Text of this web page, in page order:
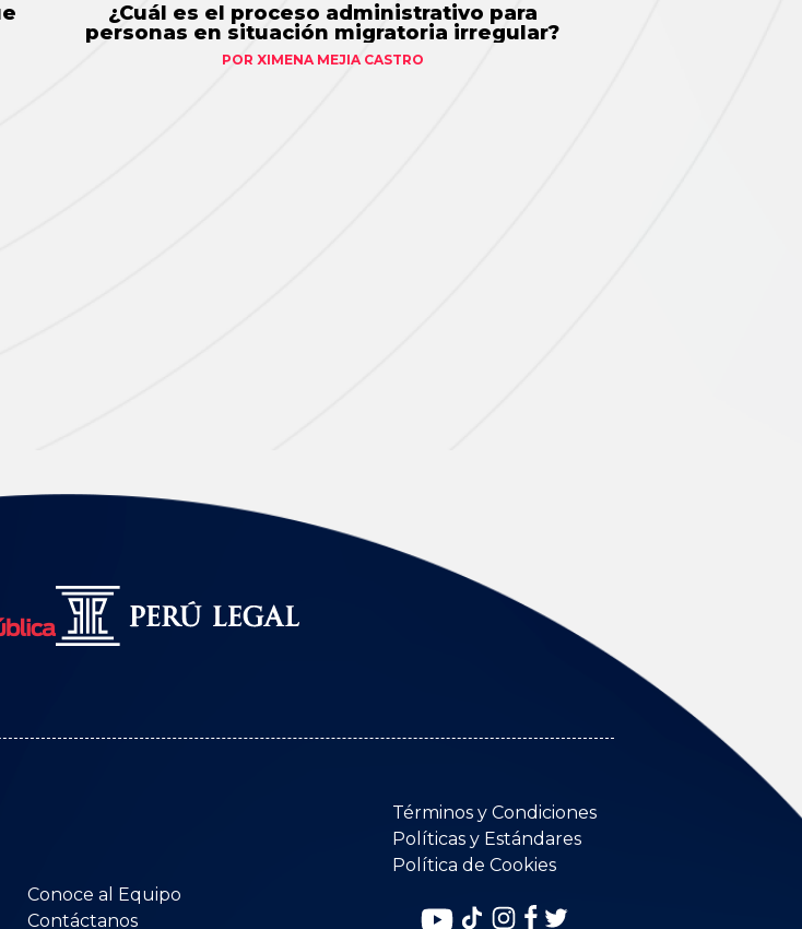
¿Cuál es el proceso administrativo para
personas en situación migratoria irregular?
POR XIMENA MEJIA CASTRO
Conoce al Equipo
Contáctanos
Términos y Condiciones
Políticas y Estándares
Política de Cookies